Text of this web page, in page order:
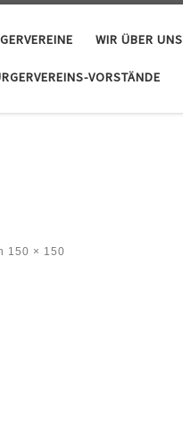
WIR ÜBER UNS
VORSTÄNDE
150 × 150